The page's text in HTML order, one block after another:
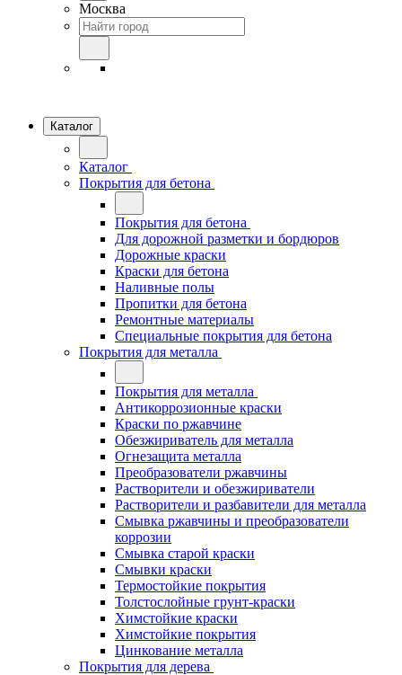
Москва
Каталог
Каталог
Покрытия для бетона
Покрытия для бетона
Для дорожной разметки и бордюров
Дорожные краски
Краски для бетона
Наливные полы
Пропитки для бетона
Ремонтные материалы
Специальные покрытия для бетона
Покрытия для металла
Покрытия для металла
Антикоррозионные краски
Краски по ржавчине
Обезжириватель для металла
Огнезащита металла
Преобразователи ржавчины
Растворители и обезжириватели
Растворители и разбавители для металла
Смывка ржавчины и преобразователи
коррозии
Смывка старой краски
Смывки краски
Термостойкие покрытия
Толстослойные грунт-краски
Химстойкие краски
Химстойкие покрытия
Цинкование металла
Покрытия для дерева